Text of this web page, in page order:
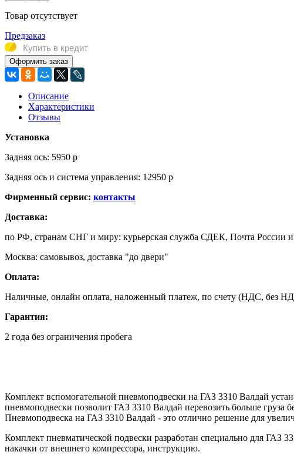
Товар отсутствует
Предзаказ
Купить в кредит
Оформить заказ
Описание
Характеристики
Отзывы
Установка
Задняя ось: 5950 р
Задняя ось и система управления: 12950 р
Фирменный сервис: контакты
Доставка:
по РФ, странам СНГ и миру: курьерская служба СДЕК, Почта России
Москва: самовывоз, доставка "до двери"
Оплата:
Наличные, онлайн оплата, наложенный платеж, по счету (НДС, без
Гарантия:
2 года без ограничения пробега
Комплект вспомогательной пневмоподвески на ГАЗ 3310 Валдай
пневмоподвески позволит ГАЗ 3310 Валдай перевозить больше груза
Пневмоподвеска на ГАЗ 3310 Валдай - это отлично решение для
Комплект пневматической подвески разработан специально для ГАЗ
накачки от внешнего компрессора, инструкцию.